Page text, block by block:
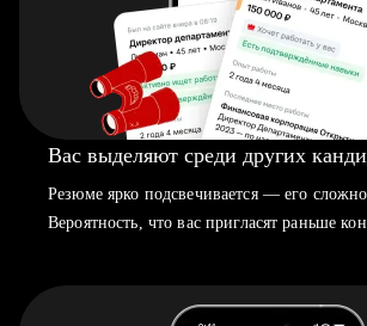
Вас выделяют среди других
Резюме ярко подсвечивается — его
Вероятность, что вас пригласят раньше